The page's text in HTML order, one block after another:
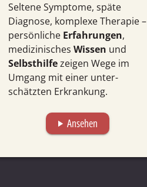
Seltene Symptome, späte
Diagnose, komplexe Therapie –
persönliche Erfahrungen,
medi­zinisches Wissen und
Selbst­hilfezeigen Wege im
Umgang mit einer unter­
schätzten Erkrankung.
play_arrow Ansehen